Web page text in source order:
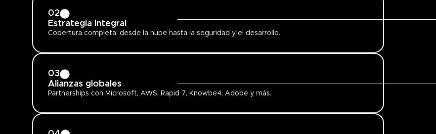
02
Estrategia integral
Cobertura completa: desde la nube hasta la seguridad y el desarrollo.
03
Alianzas globales
Partnerships con Microsoft, AWS, Rapid 7, Knowbe4, Adobe y más.